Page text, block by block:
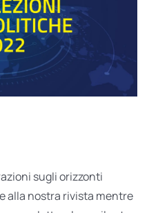
sugli orizzonti
alla nostra rivista mentre